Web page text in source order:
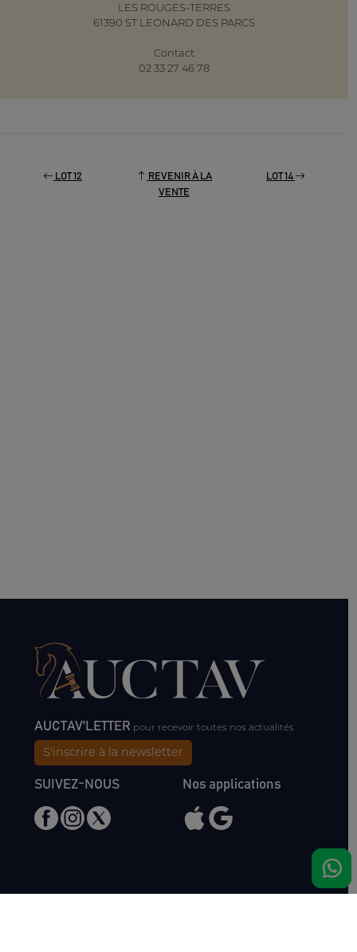
LES ROUGES-TERRES
61390 ST LEONARD DES PARCS
Contact
02 33 27 46 78
LOT 12
REVENIR À LA
VENTE
LOT 14
AUCTAV'LETTER pour recevoir toutes nos actualités
S'inscrire à la newsletter
SUIVEZ-NOUS Nos applications